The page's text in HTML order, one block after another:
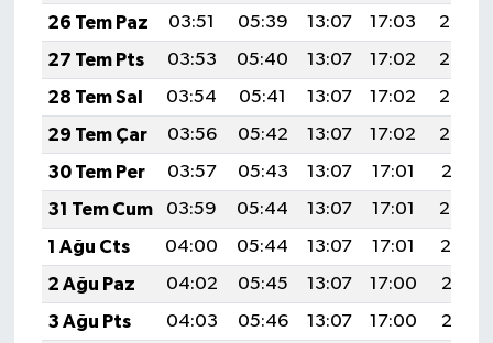
26 Tem Paz
03:51 05:39 13:07 17:03
20:25
27 Tem Pts
03:53 05:40 13:07 17:02
20:24
28 Tem Sal
03:54 05:41 13:07 17:02
20:23
29 Tem Çar
03:56 05:42 13:07 17:02
20:22
30 Tem Per
03:57 05:43 13:07 17:01
20:21
31 Tem Cum
03:59 05:44 13:07 17:01
20:20
1 Ağu Cts
04:00 05:44 13:07 17:01
20:19
2 Ağu Paz
04:02 05:45 13:07 17:00
20:18
3 Ağu Pts
04:03 05:46 13:07 17:00
20:17